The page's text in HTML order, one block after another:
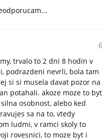
trvalo to 2 dni 8 hodin v
podrazdeni nevrli, bola tam
si si musela davat pozor na
potahali. akoze moze to byt
osobnost, alebo ked
sa na to, vtedy
ludmi, v ramci skoly to
rovesnici, to moze byt i